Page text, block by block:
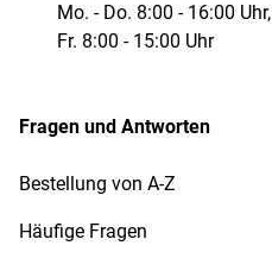
Mo. - Do. 8:00 - 16:00 Uhr,
Fr. 8:00 - 15:00 Uhr
Fragen und Antworten
Bestellung von A-Z
Häufige Fragen